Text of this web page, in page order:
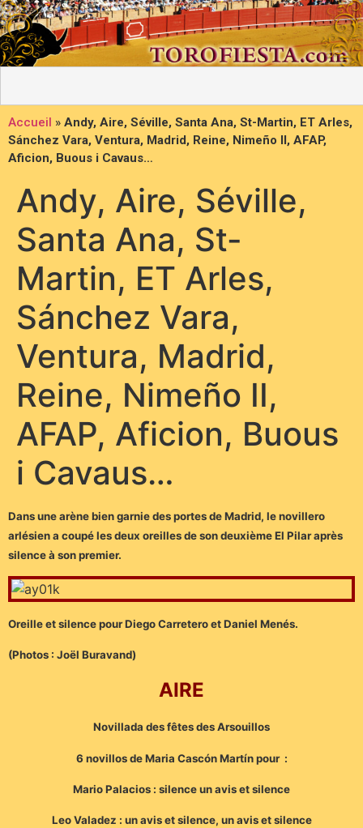
Accueil » Andy, Aire, Séville, Santa Ana, St-Martin, ET Arles,
Sánchez Vara, Ventura, Madrid, Reine, Nimeño II, AFAP,
Aficion, Buous i Cavaus…
Andy, Aire, Séville,
Santa Ana, St-
Martin, ET Arles,
Sánchez Vara,
Ventura, Madrid,
Reine, Nimeño II,
AFAP, Aficion, Buous
i Cavaus…
Dans une arène bien garnie des portes de Madrid, le novillero
arlésien a coupé les deux oreilles de son deuxième El Pilar après
silence à son premier.
Oreille et silence pour Diego Carretero et Daniel Menés.
(Photos : Joël Buravand)
AIRE
Novillada des fêtes des Arsouillos
6 novillos de Maria Cascón Martín pour :
Mario Palacios : silence un avis et silence
Leo Valadez : un avis et silence, un avis et silence